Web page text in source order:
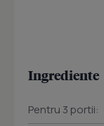
Ingrediente
Pentru 3 portii: